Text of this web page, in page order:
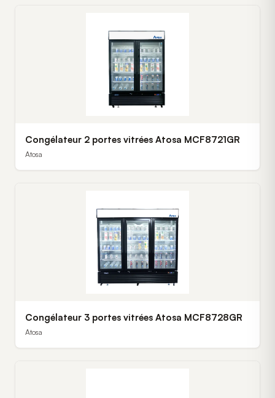
Congélateur 2 portes vitrées Atosa MCF8721GR
Atosa
Congélateur 3 portes vitrées Atosa MCF8728GR
Atosa